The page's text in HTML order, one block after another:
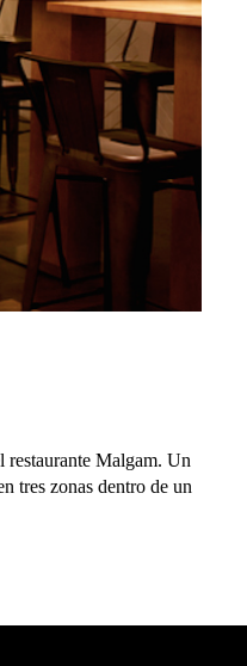
restaurante Malgam. Un
tres zonas dentro de un